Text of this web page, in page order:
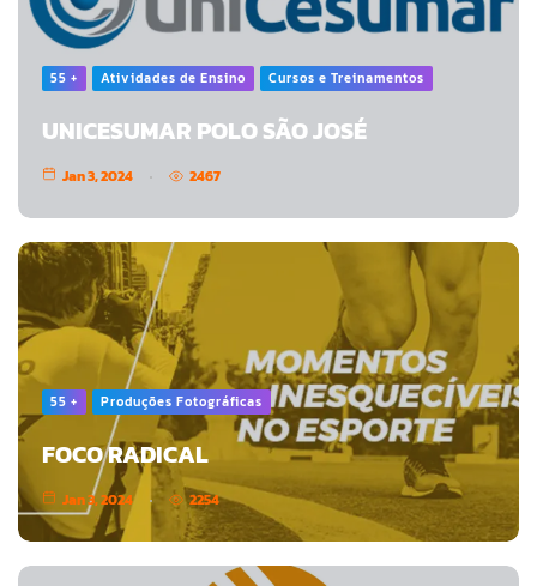
55 + Atividades de Ensino Cursos e Treinamentos
UNICESUMAR POLO SÃO JOSÉ
Jan 3, 2024 2467
55 + Produções Fotográficas
FOCO RADICAL
Jan 3, 2024 2254